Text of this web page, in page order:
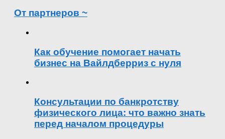
От партнеров ~
Как обучение помогает начать
бизнес на Вайлдберриз с нуля
Консультации по банкротству
физического лица: что важно знать
перед началом процедуры